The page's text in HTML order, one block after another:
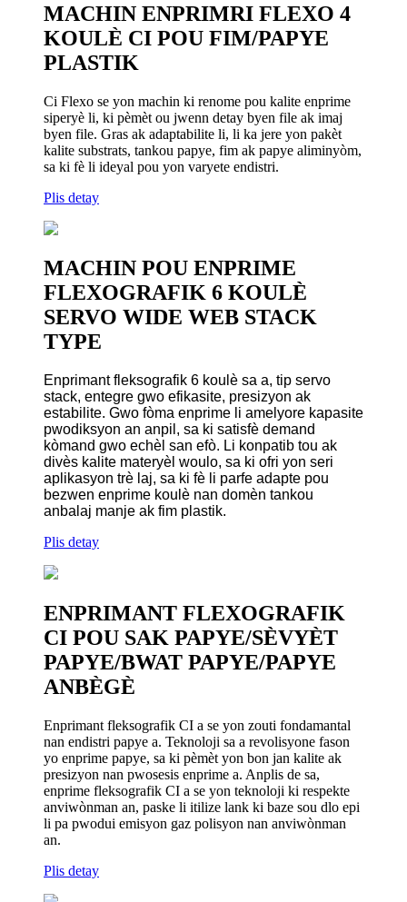
MACHIN ENPRIMRI FLEXO 4
KOULÈ CI POU FIM/PAPYE
PLASTIK
Ci Flexo se yon machin ki renome pou kalite enprime
siperyè li, ki pèmèt ou jwenn detay byen file ak imaj
byen file. Gras ak adaptabilite li, li ka jere yon pakèt
kalite substrats, tankou papye, fim ak papye aliminyòm,
sa ki fè li ideyal pou yon varyete endistri.
Plis detay
MACHIN POU ENPRIME
FLEXOGRAFIK 6 KOULÈ
SERVO WIDE WEB STACK
TYPE
Enprimant fleksografik 6 koulè sa a, tip servo
stack, entegre gwo efikasite, presizyon ak
estabilite. Gwo fòma enprime li amelyore kapasite
pwodiksyon an anpil, sa ki satisfè demand
kòmand gwo echèl san efò. Li konpatib tou ak
divès kalite materyèl woulo, sa ki ofri yon seri
aplikasyon trè laj, sa ki fè li parfe adapte pou
bezwen enprime koulè nan domèn tankou
anbalaj manje ak fim plastik.
Plis detay
ENPRIMANT FLEXOGRAFIK
CI POU SAK PAPYE/SÈVYÈT
PAPYE/BWAT PAPYE/PAPYE
ANBÈGÈ
Enprimant fleksografik CI a se yon zouti fondamantal
nan endistri papye a. Teknoloji sa a revolisyone fason
yo enprime papye, sa ki pèmèt yon bon jan kalite ak
presizyon nan pwosesis enprime a. Anplis de sa,
enprime fleksografik CI a se yon teknoloji ki respekte
anviwònman an, paske li itilize lank ki baze sou dlo epi
li pa pwodui emisyon gaz polisyon nan anviwònman
an.
Plis detay